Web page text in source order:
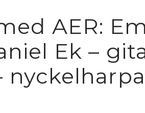
AER:
Ek –
nyckelharpa